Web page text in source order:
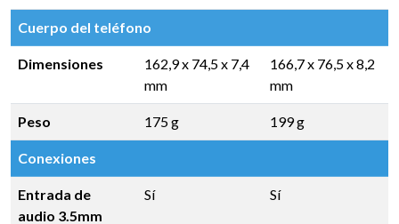
Cuerpo del teléfono
Dimensiones
162,9 x 74,5 x 7,4
mm
166,7 x 76,5 x 8,2
mm
Peso 175 g 199 g
Conexiones
Entrada de
audio 3.5mm
Sí Sí